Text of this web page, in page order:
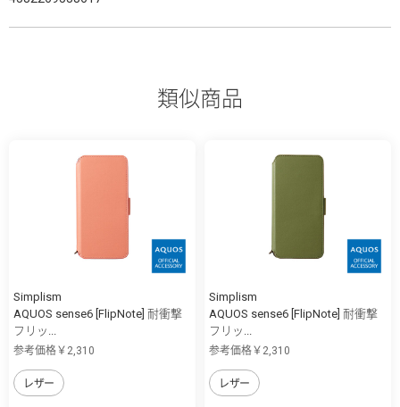
類似商品
Simplism
AQUOS sense6 [FlipNote] 耐衝撃
フリッ...
参考価格￥2,310
レザー
Simplism
AQUOS sense6 [FlipNote] 耐衝撃
フリッ...
参考価格￥2,310
レザー